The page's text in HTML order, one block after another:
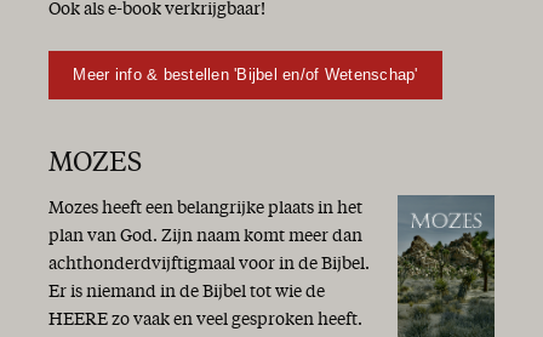
Ook als e-book verkrijgbaar!
Meer info & bestellen 'Bijbel en/of Wetenschap'
MOZES
Mozes heeft een belangrijke plaats in het
plan van God. Zijn naam komt meer dan
achthonderdvijftigmaal voor in de Bijbel.
Er is niemand in de Bijbel tot wie de
HEERE zo vaak en veel gesproken heeft.